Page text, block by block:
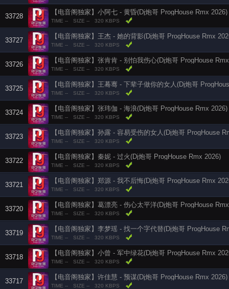
33728
【电音阁独家】小阿七 - 黄昏(Dj炮哥 ProgHouse Rmx 2026)
TIME -- SIZE -- 320 KBPS
33727
【电音阁独家】王杰 - 她的背影(Dj炮哥 ProgHouse Rmx
TIME -- SIZE -- 320 KBPS
33726
【电音阁独家】张肯肯 - 别怕我伤心(Dj炮哥 ProgHouse
TIME -- SIZE -- 320 KBPS
33725
【电音阁独家】王蓦骞 - 下辈子做你的女人(Dj炮哥
TIME -- SIZE -- 320 KBPS
33724
【电音阁独家】张玮伽 - 海浪(Dj炮哥 ProgHouse Rmx 2026)
TIME -- SIZE -- 320 KBPS
33723
【电音阁独家】孙露 - 容易受伤的女人(Dj炮哥 ProgHouse
TIME -- SIZE -- 320 KBPS
33722
【电音阁独家】秦妮 - 过火(Dj炮哥 ProgHouse Rmx 2026)
TIME -- SIZE -- 320 KBPS
33721
【电音阁独家】郑源 - 我不后悔(Dj炮哥 ProgHouse Rmx
TIME -- SIZE -- 320 KBPS
33720
【电音阁独家】葛漂亮 - 伤心太平洋(Dj炮哥 ProgHouse
TIME -- SIZE -- 320 KBPS
33719
【电音阁独家】李梦瑶 - 找一个字代替(Dj炮哥 ProgHouse
TIME -- SIZE -- 320 KBPS
33718
【电音阁独家】小曾 - 军中绿花(Dj炮哥 ProgHouse Rmx
TIME -- SIZE -- 320 KBPS
33717
【电音阁独家】许佳慧 - 预谋(Dj炮哥 ProgHouse Rmx 2026)
TIME -- SIZE -- 320 KBPS